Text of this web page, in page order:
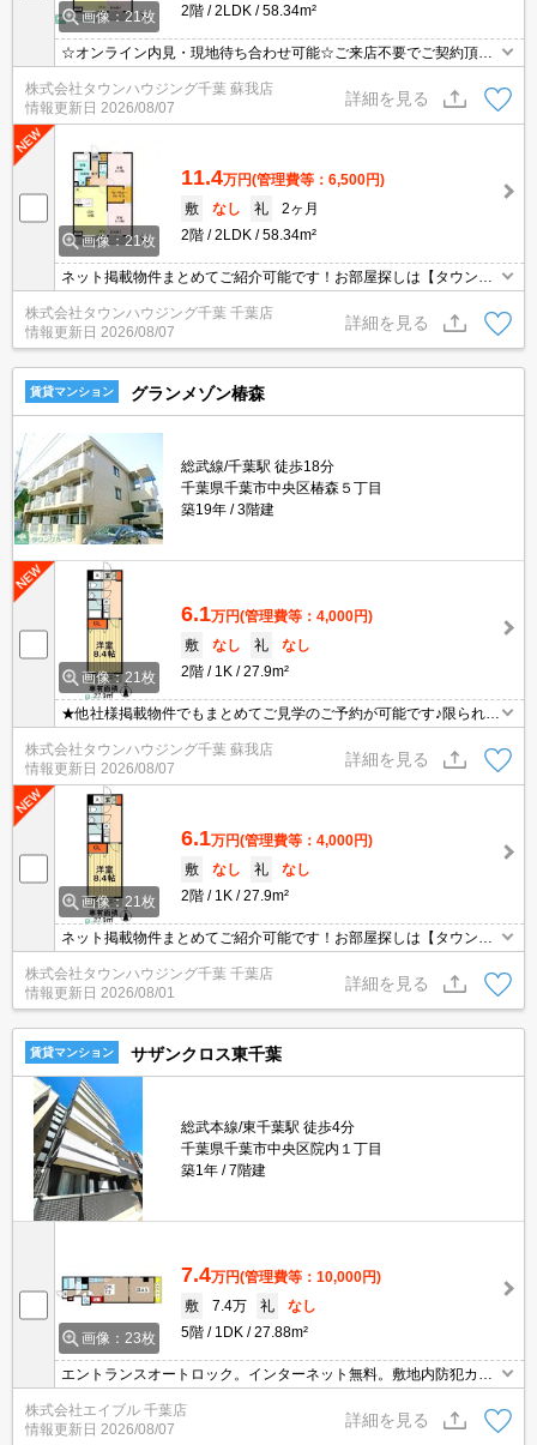
画像：21枚
2階
2LDK 58.34m²
☆オンライン内見・現地待ち合わせ可能☆ご来店不要でご契約頂く
事も可能です！お部屋探しは【タウンハウジング蘇我店】にお任せ
ください！
株式会社タウンハウジング千葉 蘇我店
情報更新日 2026/08/07
詳細を見る
画像：21枚
11.4万円(管理費等：6,500円)
敷
なし 礼
2ヶ月
2階
2LDK 58.34m²
ネット掲載物件まとめてご紹介可能です！お部屋探しは【タウンハ
ウジング】にお任せください！※オンライン内見・現地待ち合わせ
は事前にご相談ください。
株式会社タウンハウジング千葉 千葉店
情報更新日 2026/08/07
詳細を見る
賃貸マンション グランメゾン椿森
総武線/千葉駅 徒歩18分
千葉県千葉市中央区椿森５丁目
築19年
3階建
画像：21枚
6.1万円(管理費等：4,000円)
敷
なし 礼
なし
2階
1K 27.9m²
★他社様掲載物件でもまとめてご見学のご予約が可能です♪限られた
お時間の中で効率よくお部屋探しができるようにお手伝いさせてい
ただきます！お気軽にお問合せ下さい♪
株式会社タウンハウジング千葉 蘇我店
情報更新日 2026/08/07
詳細を見る
画像：21枚
6.1万円(管理費等：4,000円)
敷
なし 礼
なし
2階
1K 27.9m²
ネット掲載物件まとめてご紹介可能です！お部屋探しは【タウンハ
ウジング】にお任せください！※オンライン内見・現地待ち合わせ
は事前にご相談ください。
株式会社タウンハウジング千葉 千葉店
情報更新日 2026/08/01
詳細を見る
賃貸マンション サザンクロス東千葉
総武本線/東千葉駅 徒歩4分
千葉県千葉市中央区院内１丁目
築1年
7階建
画像：23枚
7.4万円(管理費等：10,000円)
敷
7.4万 礼
なし
5階
1DK 27.88m²
エントランスオートロック。インターネット無料。敷地内防犯カメ
ラ設置。エレベーターあり。浴室換気乾燥式。シャワー付独立洗面
台。システムキッチン。TVモニター付インターホン。JR千葉駅まで
徒歩9分。
株式会社エイブル 千葉店
情報更新日 2026/08/07
詳細を見る